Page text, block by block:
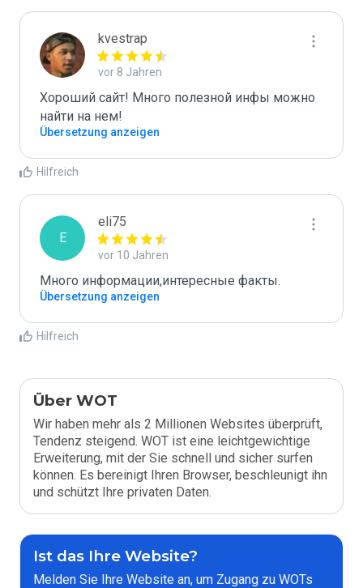
kvestrap
vor 8 Jahren
Хороший сайт! Много полезной инфы можно
найти на нем!
Übersetzung anzeigen
Hilfreich
E
eli75
vor 10 Jahren
Много информации,интересные факты.
Übersetzung anzeigen
Hilfreich
Über WOT
Wir haben mehr als 2 Millionen Websites überprüft,
Tendenz steigend. WOT ist eine leichtgewichtige
Erweiterung, mit der Sie schnell und sicher surfen
können. Es bereinigt Ihren Browser, beschleunigt ihn
und schützt Ihre privaten Daten.
Ist das Ihre Website?
Melden Sie Ihre Website an, um Zugang zu WOTs